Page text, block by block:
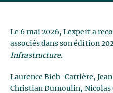
Le 6 mai 2026, Lexpert a
associés dans son édition
Infrastructure.
Laurence Bich-Carrière,
Christian Dumoulin, Nicolas